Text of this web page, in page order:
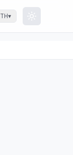
TH▾
Toggle